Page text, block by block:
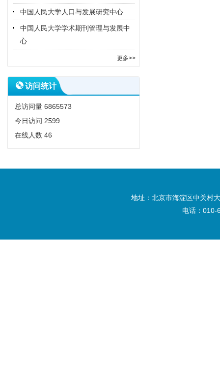
中国人民大学人口与发展研究中心
中国人民大学学术期刊管理与发展中
心
更多>>
访问统计
总访问量 6865573
今日访问 2599
在线人数 46
地址：北京市海淀区中关村
电话：